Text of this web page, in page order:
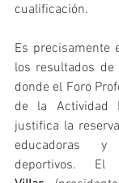
cualificación.
Es precisamente
los resultados de
donde el Foro
de la Actividad
justifica la
educadoras y
deportivos. El